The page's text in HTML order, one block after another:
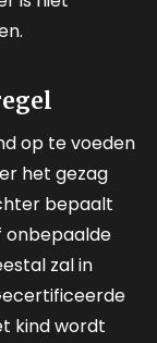
op te voeden
het gezag
bepaalt
onbepaalde
zal in
kind wordt